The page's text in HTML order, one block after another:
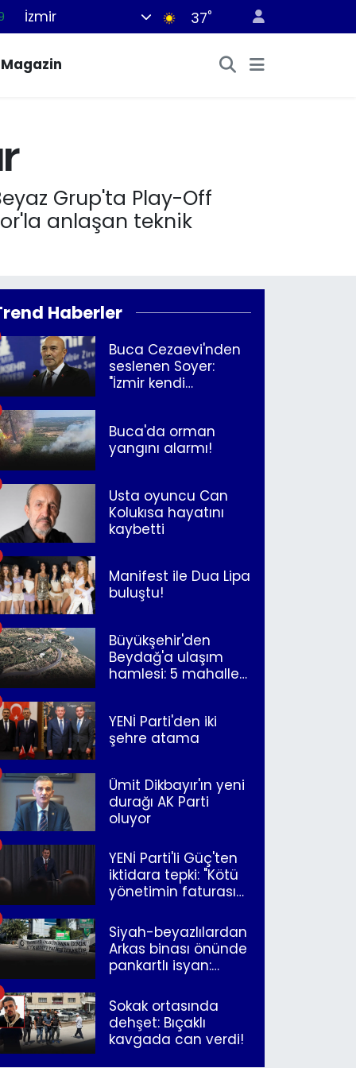
İzmir 37°
Magazin
Grup'ta Play-Off
anlaşan teknik
Haberler
Buca Cezaevi'nden
seslenen Soyer:
"İzmir kendi
Buca'da orman
yangını alarmı!
Usta oyuncu Can
Kolukısa hayatını
kaybetti
Manifest ile Dua Lipa
buluştu!
Büyükşehir'den
Beydağ'a ulaşım
hamlesi: 5 mahalle
YENİ Parti'den iki
şehre atama
Ümit Dikbayır'ın yeni
durağı AK Parti
oluyor
YENİ Parti'li Güç'ten
iktidara tepki: "Kötü
yönetimin faturasını
Siyah-beyazlılardan
Arkas binası önünde
pankartlı isyan:
İzmir"
Sokak ortasında
dehşet: Bıçaklı
kavgada can verdi!